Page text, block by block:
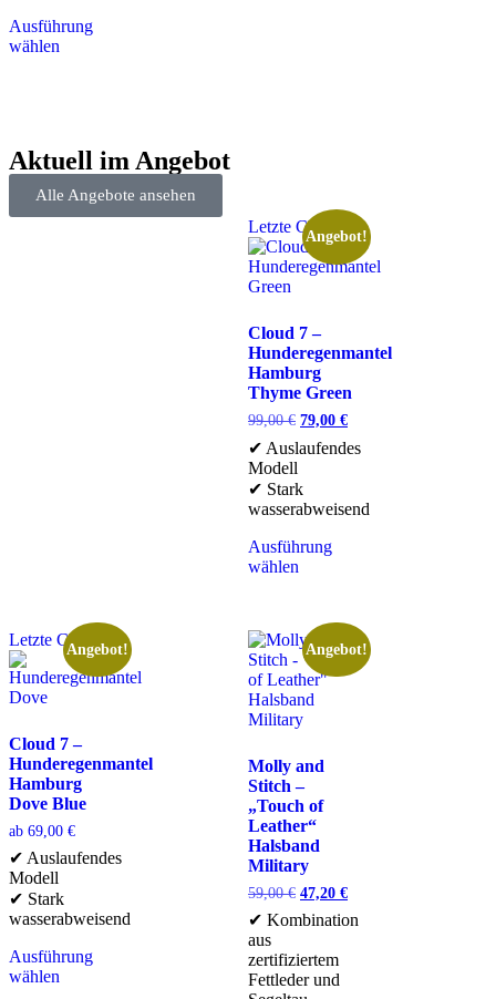
Ausführung
wählen
Aktuell im Angebot
Alle Angebote ansehen
Letzte Chance
Angebot!
Cloud 7 –
Hunderegenmantel
Hamburg
Thyme Green
99,00€ 79,00 €
✔ Auslaufendes
Modell
✔ Stark
wasserabweisend
Ausführung
wählen
Letzte Chance
Angebot!
Cloud 7 –
Hunderegenmantel
Hamburg
Dove Blue
ab 69,00 €
✔ Auslaufendes
Modell
✔ Stark
wasserabweisend
Ausführung
wählen
Angebot!
Molly and
Stitch –
„Touch of
Leather“
Halsband
Military
59,00€ 47,20 €
✔ Kombination
aus
zertifiziertem
Fettleder und